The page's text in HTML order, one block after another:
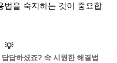
법을 숙지하는 것이 중요합
💡
답하셨죠? 속 시원한 해결법